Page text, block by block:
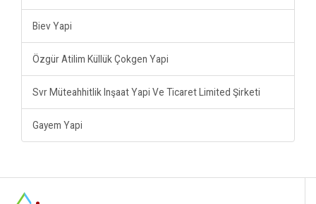
Biev Yapi
Özgür Atilim Küllük Çokgen Yapi
Svr Müteahhitlik Inşaat Yapi Ve Ticaret Limited Şirketi
Gayem Yapi